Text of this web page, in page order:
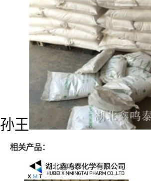
孙王
相关产品：